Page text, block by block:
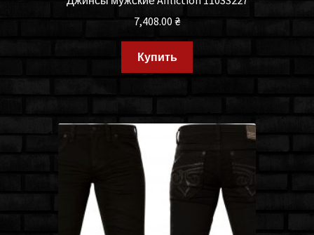
7,408.00₴
Купить